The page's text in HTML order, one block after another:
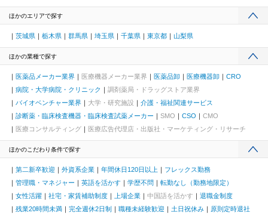
ほかのエリアで探す
茨城県 栃木県 群馬県 埼玉県 千葉県 東京都 山梨県
ほかの業種で探す
医薬品メーカー業界 医療機器メーカー業界 医薬品卸 医療機器卸
CRO
病院・大学病院・クリニック
調剤薬局・ドラッグストア業界
バイオベンチャー業界
大学・研究施設
介護・福祉関連サービス
診断薬・臨床検査機器・臨床検査試薬メーカー
SMO CSO
CMO
医療コンサルティング
医療広告代理店・出版社・マーケティング・リサーチ
ほかのこだわり条件で探す
第二新卒歓迎 外資系企業 年間休日120日以上
フレックス勤務
管理職・マネジャー
英語を活かす 学歴不問
転勤なし（勤務地限定）
女性活躍
社宅・家賃補助制度 上場企業 中国語を活かす
退職金制度
残業20時間未満
完全週休2日制 職種未経験歓迎 土日祝休み
原則定時退社